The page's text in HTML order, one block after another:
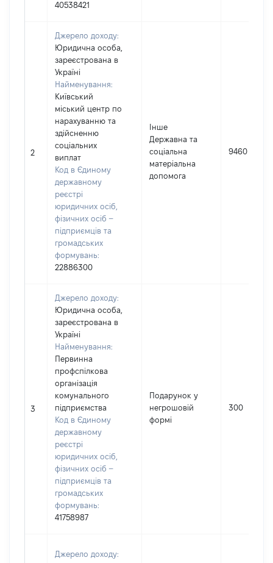
40538421
2
Джерело доходу:
Юридична особа,
зареєстрована в
Україні
Найменування:
Київський
міський центр по
нарахуванню та
здійсненню
соціальних
виплат
Код в Єдиному
державному
реєстрі
юридичних осіб,
фізичних осіб –
підприємців та
громадських
формувань:
22886300
Інше
Державна та
соціальна
матеріальна
допомога
9460
3
Джерело доходу:
Юридична особа,
зареєстрована в
Україні
Найменування:
Первинна
профспілкова
організація
комунального
підприємства
Код в Єдиному
державному
реєстрі
юридичних осіб,
фізичних осіб –
підприємців та
громадських
формувань:
41758987
Подарунок у
негрошовій
формі
300
Джерело доходу: